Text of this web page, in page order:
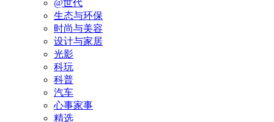
@世代
生态与环保
时尚与美容
设计与家居
光影
科玩
科普
汽车
心事家事
精选